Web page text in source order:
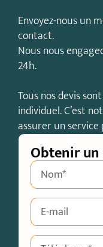
Envoyez-nous un
contact.
Nous nous
24h.
Tous nos devis
individuel. C’est
assurer un
Obtenir